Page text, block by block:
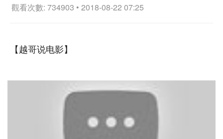
觀看次數: 734903 • 2018-08-22 07:25
【越哥说电影】